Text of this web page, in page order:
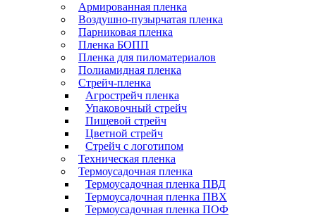
Армированная пленка
Воздушно-пузырчатая пленка
Парниковая пленка
Пленка БОПП
Пленка для пиломатериалов
Полиамидная пленка
Стрейч-пленка
Агрострейч пленка
Упаковочный стрейч
Пищевой стрейч
Цветной стрейч
Стрейч с логотипом
Техническая пленка
Термоусадочная пленка
Термоусадочная пленка ПВД
Термоусадочная пленка ПВХ
Термоусадочная пленка ПОФ